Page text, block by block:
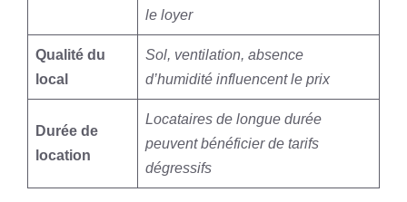
le loyer
Qualité du
local
Sol, ventilation, absence
d’humidité influencent le prix
Durée de
location
Locataires de longue durée
peuvent bénéficier de tarifs
dégressifs